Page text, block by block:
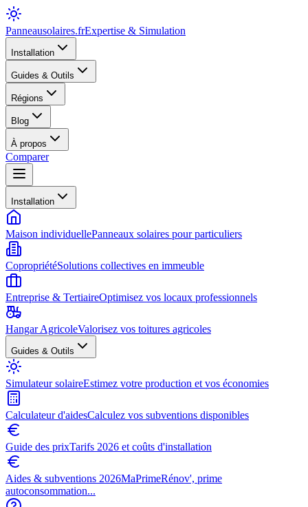
Panneausolaires.frExpertise & Simulation
Installation
Guides & Outils
Régions
Blog
À propos
Comparer
Installation
Maison individuellePanneaux solaires pour particuliers
CopropriétéSolutions collectives en immeuble
Entreprise & TertiaireOptimisez vos locaux professionnels
Hangar AgricoleValorisez vos toitures agricoles
Guides & Outils
Simulateur solaireEstimez votre production et vos économies
Calculateur d'aidesCalculez vos subventions disponibles
Guide des prixTarifs 2026 et coûts d'installation
Aides & subventions 2026MaPrimeRénov', prime
autoconsommation...